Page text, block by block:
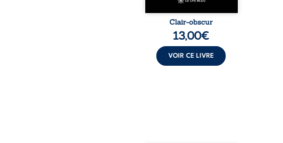
Clair-obscur
13,00€
VOIR CE LIVRE